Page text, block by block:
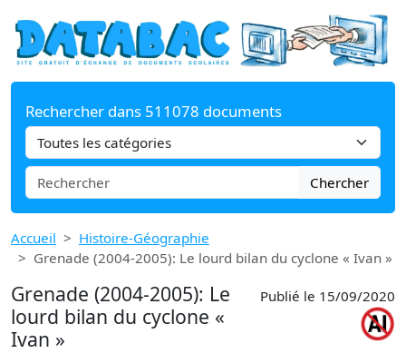
Rechercher dans 511078 documents
Chercher
Accueil
Histoire-Géographie
Grenade (2004-2005): Le lourd bilan du cyclone « Ivan »
Grenade (2004-2005): Le
lourd bilan du cyclone «
Ivan »
Publié le 15/09/2020